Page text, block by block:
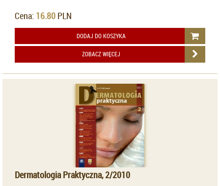
Cena: 16.80 PLN
DODAJ DO KOSZYKA
ZOBACZ WIĘCEJ
Dermatologia Praktyczna, 2/2010